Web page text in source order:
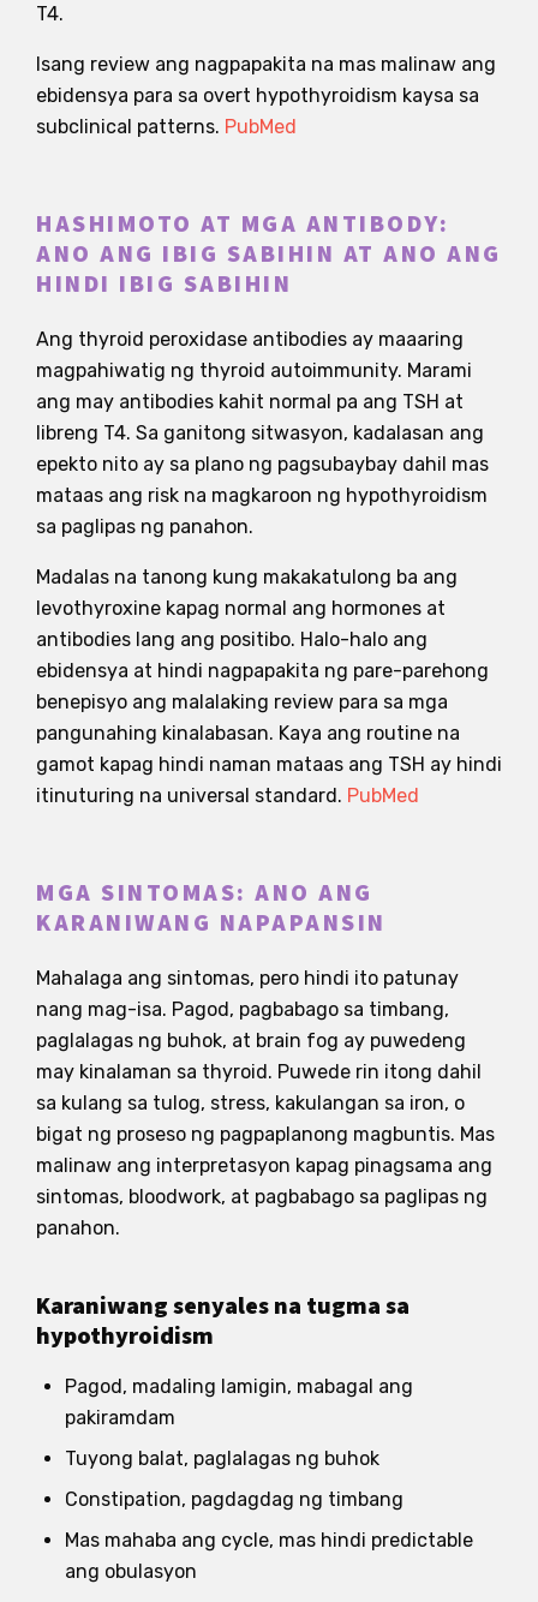
T4.
Isang review ang nagpapakita na mas malinaw ang
ebidensya para sa overt hypothyroidism kaysa sa
subclinical patterns. PubMed
HASHIMOTO AT MGA ANTIBODY:
ANO ANG IBIG SABIHIN AT ANO ANG
HINDI IBIG SABIHIN
Ang thyroid peroxidase antibodies ay maaaring
magpahiwatig ng thyroid autoimmunity. Marami
ang may antibodies kahit normal pa ang TSH at
libreng T4. Sa ganitong sitwasyon, kadalasan ang
epekto nito ay sa plano ng pagsubaybay dahil mas
mataas ang risk na magkaroon ng hypothyroidism
sa paglipas ng panahon.
Madalas na tanong kung makakatulong ba ang
levothyroxine kapag normal ang hormones at
antibodies lang ang positibo. Halo-halo ang
ebidensya at hindi nagpapakita ng pare-parehong
benepisyo ang malalaking review para sa mga
pangunahing kinalabasan. Kaya ang routine na
gamot kapag hindi naman mataas ang TSH ay hindi
itinuturing na universal standard. PubMed
MGA SINTOMAS: ANO ANG
KARANIWANG NAPAPANSIN
Mahalaga ang sintomas, pero hindi ito patunay
nang mag-isa. Pagod, pagbabago sa timbang,
paglalagas ng buhok, at brain fog ay puwedeng
may kinalaman sa thyroid. Puwede rin itong dahil
sa kulang sa tulog, stress, kakulangan sa iron, o
bigat ng proseso ng pagpaplanong magbuntis. Mas
malinaw ang interpretasyon kapag pinagsama ang
sintomas, bloodwork, at pagbabago sa paglipas ng
panahon.
Karaniwang senyales na tugma sa
hypothyroidism
Pagod, madaling lamigin, mabagal ang
pakiramdam
Tuyong balat, paglalagas ng buhok
Constipation, pagdagdag ng timbang
Mas mahaba ang cycle, mas hindi predictable
ang obulasyon